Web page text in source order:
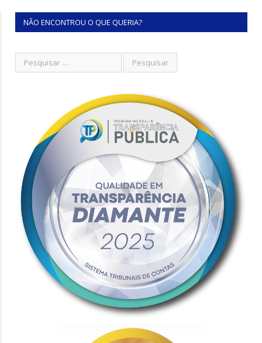
NÃO ENCONTROU O QUE QUERIA?